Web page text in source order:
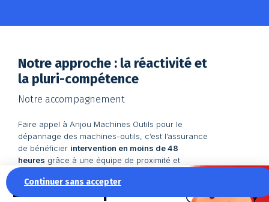
Continuer sans accepter
La recette pour une
Notre approche : la réactivité et
la pluri-compétence
Notre accompagnement
Faire appel à Anjou Machines Outils pour le
dépannage des machines-outils, c’est l’assurance
de bénéficier intervention en moins de 48
heures grâce à une équipe de proximité et
demande de réparation. Grâce à notre stock
permanent régulièrement renouvelé, notre équipe